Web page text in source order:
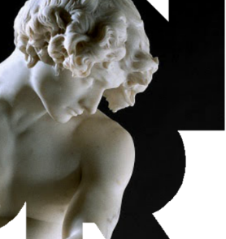
António Soares dos Reis no século
de outros desenhos de autorias
diferentes contexto pela